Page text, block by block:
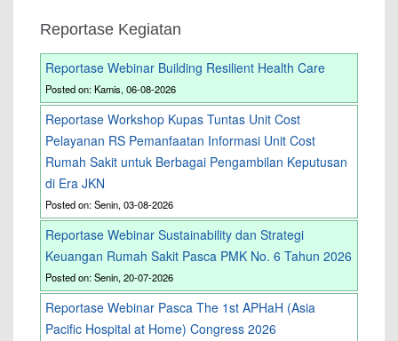
Reportase Kegiatan
Reportase Webinar Building Resilient Health Care
Posted on: Kamis, 06-08-2026
Reportase Workshop Kupas Tuntas Unit Cost
Pelayanan RS Pemanfaatan Informasi Unit Cost
Rumah Sakit untuk Berbagai Pengambilan Keputusan
di Era JKN
Posted on: Senin, 03-08-2026
Reportase Webinar Sustainability dan Strategi
Keuangan Rumah Sakit Pasca PMK No. 6 Tahun 2026
Posted on: Senin, 20-07-2026
Reportase Webinar Pasca The 1st APHaH (Asia
Pacific Hospital at Home) Congress 2026